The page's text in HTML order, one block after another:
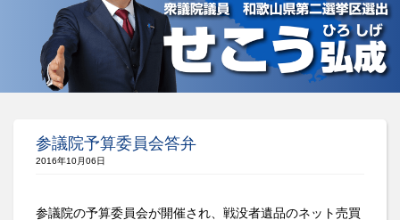
参議院予算委員会答弁
2016年10月06日
参議院の予算委員会が開催され、戦没者遺品のネット売買